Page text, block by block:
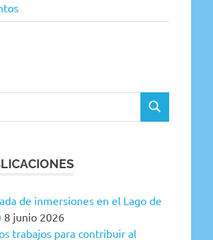
BUSCAR
de inmersiones en el Lago de
8 junio 2026
trabajos para contribuir al